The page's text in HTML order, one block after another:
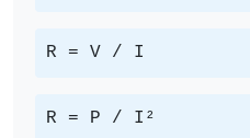
R = V / I
R = P / I²